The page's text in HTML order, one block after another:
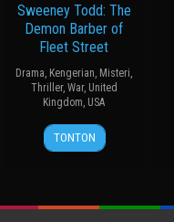
Sweeney Todd: The
Demon Barber of
Fleet Street
Drama Kengerian Misteri
Thriller, War, United
Kingdom USA
21
Dec
Tim
Burton
TONTON